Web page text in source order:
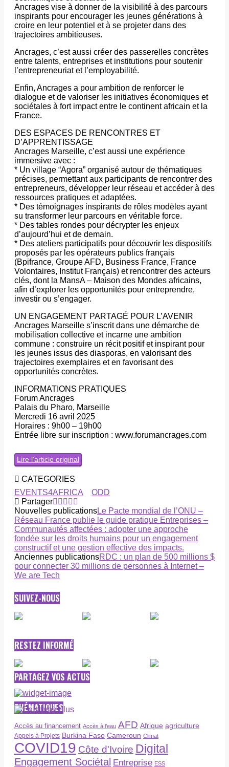
Ancrages vise à donner de la visibilité à des parcours
inspirants pour encourager les jeunes générations à
croire en leur potentiel et à se projeter dans des
trajectoires ambitieuses.
Ancrages, c’est aussi créer des passerelles concrètes
entre talents, entreprises et institutions pour soutenir
l’entrepreneuriat et l’employabilité.
Enfin, Ancrages a pour ambition de renforcer le
dialogue et de valoriser les initiatives économiques et
sociétales à fort impact entre le continent africain et la
France.
DES ESPACES DE RENCONTRES ET
D’APPRENTISSAGE
Ancrages Marseille, c’est aussi une expérience
immersive avec :
* Un village “Agora” organisé autour de thématiques
précises, permettant aux participants de rencontrer des
entrepreneurs, développer leur réseau et accéder à des
ressources pratiques et adaptées.
* Des témoignages inspirants de rôles modèles ayant
su transformer leur parcours en véritable force.
* Des tables rondes pour décrypter les enjeux
d’aujourd’hui et de demain.
* Des ateliers participatifs pour découvrir les dispositifs
proposés par les opérateurs publics français
(Bpifrance, Groupe AFD, Business France, France
Volontaires, Institut Français) et rencontrer des acteurs
clés, dont la MansA – Maison des Mondes africains,
afin d’explorer les opportunités pour entreprendre,
investir ou s’engager.
UN ENGAGEMENT PARTAGÉ POUR L’AVENIR
Ancrages Marseille s’inscrit dans une démarche de
mobilisation collective et incarne une ambition
commune : construire un récit positif et inspirant pour
les jeunes issus des diasporas, en valorisant des
trajectoires exemplaires et en favorisant des
opportunités concrètes.
INFORMATIONS PRATIQUES
Forum Ancrages
Palais du Pharo, Marseille
Mercredi 16 avril 2025
Horaires : 9h00 – 19h00
Entrée libre sur inscription : www.forumancrages.com
Lire l’article original
CATEGORIES
EVENTS4AFRICA
ODD
Partager
Nouvelles publicationsLe Pacte mondial de l’ONU –
Réseau France publie le guide pratique Entreprises –
Communautés affectées : adopter une approche
fondée sur les droits humains pour un engagement
constructif et une gestion effective des impacts.
Anciennes publicationsRDC : un plan de 500 millions $
pour connecter 30 millions de personnes à Internet –
We are Tech
SUIVEZ-NOUS
RESTEZ INFORMÉ
PARTAGEZ VOS ACTUS
THÉMATIQUES
Accès au financement Accès à l’eau AFD Afrique agriculture
Appels à Projets Burkina Faso Cameroun Climat
COVID19 Côte d'Ivoire Digital
Engagement Sociétal Entreprise ESS